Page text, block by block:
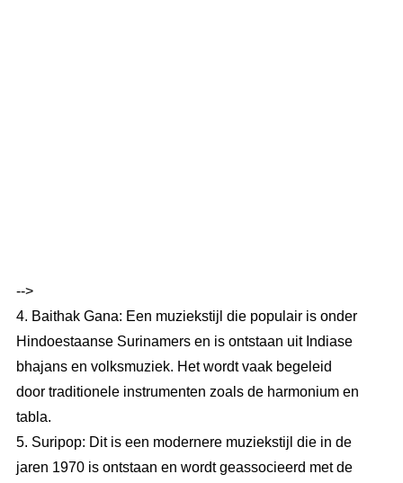
-->
4. Baithak Gana: Een muziekstijl die populair is onder
Hindoestaanse Surinamers en is ontstaan uit Indiase
bhajans en volksmuziek. Het wordt vaak begeleid
door traditionele instrumenten zoals de harmonium en
tabla.
5. Suripop: Dit is een modernere muziekstijl die in de
jaren 1970 is ontstaan en wordt geassocieerd met de